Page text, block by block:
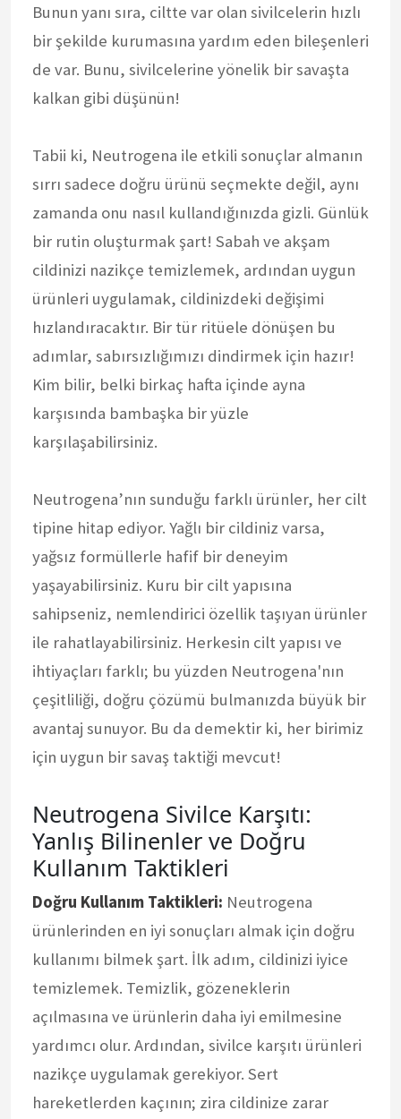
Bunun yanı sıra, ciltte var olan sivilcelerin hızlı
bir şekilde kurumasına yardım eden bileşenleri
de var. Bunu, sivilcelerine yönelik bir savaşta
kalkan gibi düşünün!
Tabii ki, Neutrogena ile etkili sonuçlar almanın
sırrı sadece doğru ürünü seçmekte değil, aynı
zamanda onu nasıl kullandığınızda gizli. Günlük
bir rutin oluşturmak şart! Sabah ve akşam
cildinizi nazikçe temizlemek, ardından uygun
ürünleri uygulamak, cildinizdeki değişimi
hızlandıracaktır. Bir tür ritüele dönüşen bu
adımlar, sabırsızlığımızı dindirmek için hazır!
Kim bilir, belki birkaç hafta içinde ayna
karşısında bambaşka bir yüzle
karşılaşabilirsiniz.
Neutrogena’nın sunduğu farklı ürünler, her cilt
tipine hitap ediyor. Yağlı bir cildiniz varsa,
yağsız formüllerle hafif bir deneyim
yaşayabilirsiniz. Kuru bir cilt yapısına
sahipseniz, nemlendirici özellik taşıyan ürünler
ile rahatlayabilirsiniz. Herkesin cilt yapısı ve
ihtiyaçları farklı; bu yüzden Neutrogena'nın
çeşitliliği, doğru çözümü bulmanızda büyük bir
avantaj sunuyor. Bu da demektir ki, her birimiz
için uygun bir savaş taktiği mevcut!
Neutrogena Sivilce Karşıtı:
Yanlış Bilinenler ve Doğru
Kullanım Taktikleri
Doğru Kullanım Taktikleri: Neutrogena
ürünlerinden en iyi sonuçları almak için doğru
kullanımı bilmek şart. İlk adım, cildinizi iyice
temizlemek. Temizlik, gözeneklerin
açılmasına ve ürünlerin daha iyi emilmesine
yardımcı olur. Ardından, sivilce karşıtı ürünleri
nazikçe uygulamak gerekiyor. Sert
hareketlerden kaçının; zira cildinize zarar